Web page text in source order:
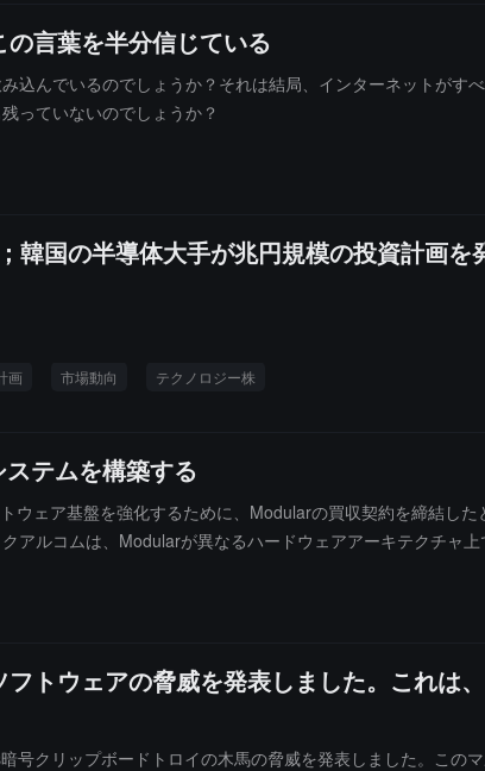
言葉を半分信じている
込んでいるのでしょうか？それは結局、インターネットがす
っていないのでしょうか？
国の半導体大手が兆円規模の投資計画を
画 市場動向 テクノロジー株
テムを構築する
ェア基盤を強化するために、Modularの買収契約を締結し
ルコムは、Modularが異なるハードウェアアーキテクチャ
環境に展開できることを意味し、全体的な所有コストを削
トウェアの脅威を発表しました。これは
クリップボードトロイの木馬の脅威を発表しました。この